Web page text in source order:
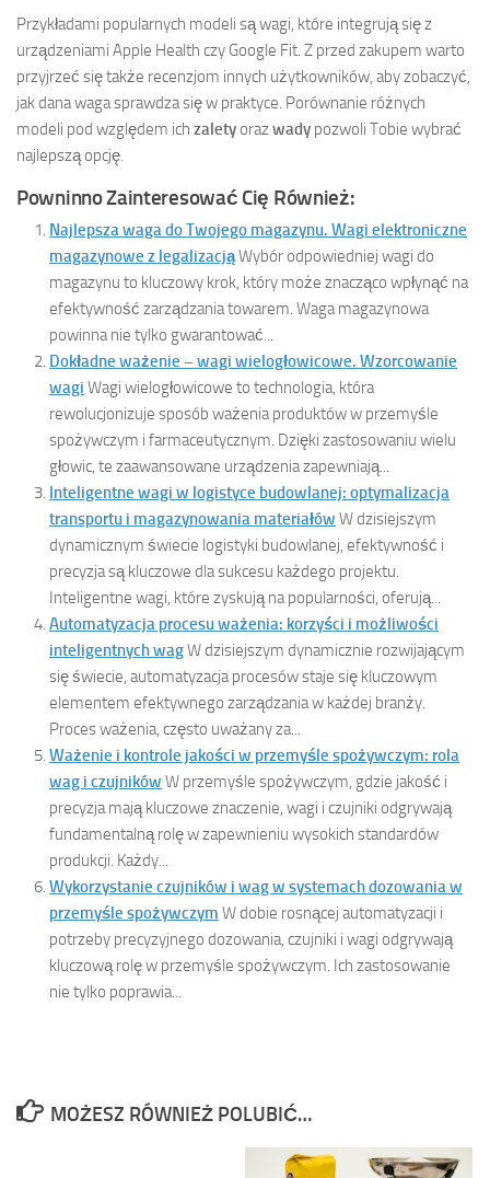
Przykładami popularnych modeli są wagi, które integrują się z
urządzeniami Apple Health czy Google Fit. Z przed zakupem warto
przyjrzeć się także recenzjom innych użytkowników, aby zobaczyć,
jak dana waga sprawdza się w praktyce. Porównanie różnych
modeli pod względem ich zaletyorazwady pozwoli Tobie wybrać
najlepszą opcję.
Powninno Zainteresować Cię Również:
Najlepsza waga do Twojego magazynu. Wagi elektroniczne
magazynowe z legalizacjąWybór odpowiedniej wagi do
magazynu to kluczowy krok, który może znacząco wpłynąć na
efektywność zarządzania towarem. Waga magazynowa
powinna nie tylko gwarantować...
Dokładne ważenie – wagi wielogłowicowe. Wzorcowanie
wagi Wagi wielogłowicowe to technologia, która
rewolucjonizuje sposób ważenia produktów w przemyśle
spożywczym i farmaceutycznym. Dzięki zastosowaniu wielu
głowic, te zaawansowane urządzenia zapewniają...
Inteligentne wagi w logistyce budowlanej: optymalizacja
transportu i magazynowania materiałów W dzisiejszym
dynamicznym świecie logistyki budowlanej, efektywność i
precyzja są kluczowe dla sukcesu każdego projektu.
Inteligentne wagi, które zyskują na popularności, oferują...
Automatyzacja procesu ważenia: korzyści i możliwości
inteligentnych wagW dzisiejszym dynamicznie rozwijającym
się świecie, automatyzacja procesów staje się kluczowym
elementem efektywnego zarządzania w każdej branży.
Proces ważenia, często uważany za...
Ważenie i kontrole jakości w przemyśle spożywczym: rola
wag i czujników W przemyśle spożywczym, gdzie jakość i
precyzja mają kluczowe znaczenie, wagi i czujniki odgrywają
fundamentalną rolę w zapewnieniu wysokich standardów
produkcji. Każdy...
Wykorzystanie czujników i wag w systemach dozowania w
przemyśle spożywczym W dobie rosnącej automatyzacji i
potrzeby precyzyjnego dozowania, czujniki i wagi odgrywają
kluczową rolę w przemyśle spożywczym. Ich zastosowanie
nie tylko poprawia...
MOŻESZ RÓWNIEŻ POLUBIĆ…